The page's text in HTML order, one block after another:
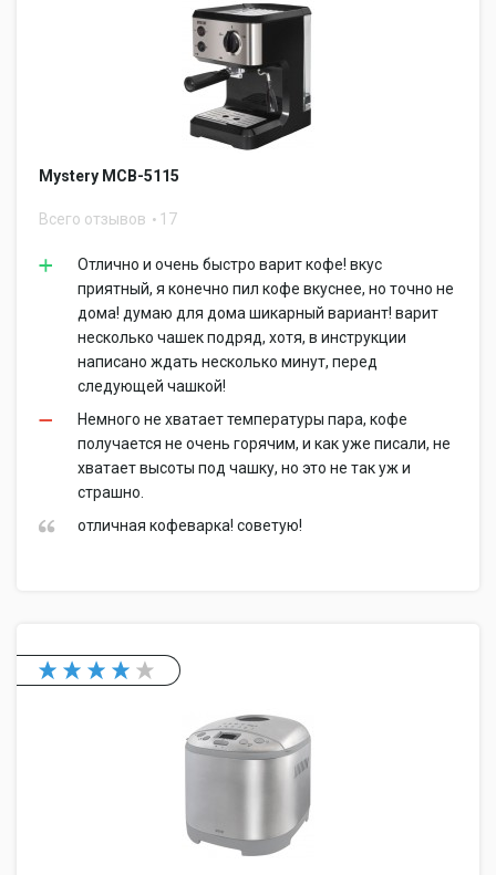
Mystery MCB-5115
Всего отзывов 17
Отлично и очень быстро варит кофе! вкус
приятный, я конечно пил кофе вкуснее, но точно не
дома! думаю для дома шикарный вариант! варит
несколько чашек подряд, хотя, в инструкции
написано ждать несколько минут, перед
следующей чашкой!
Немного не хватает температуры пара, кофе
получается не очень горячим, и как уже писали, не
хватает высоты под чашку, но это не так уж и
страшно.
отличная кофеварка! советую!